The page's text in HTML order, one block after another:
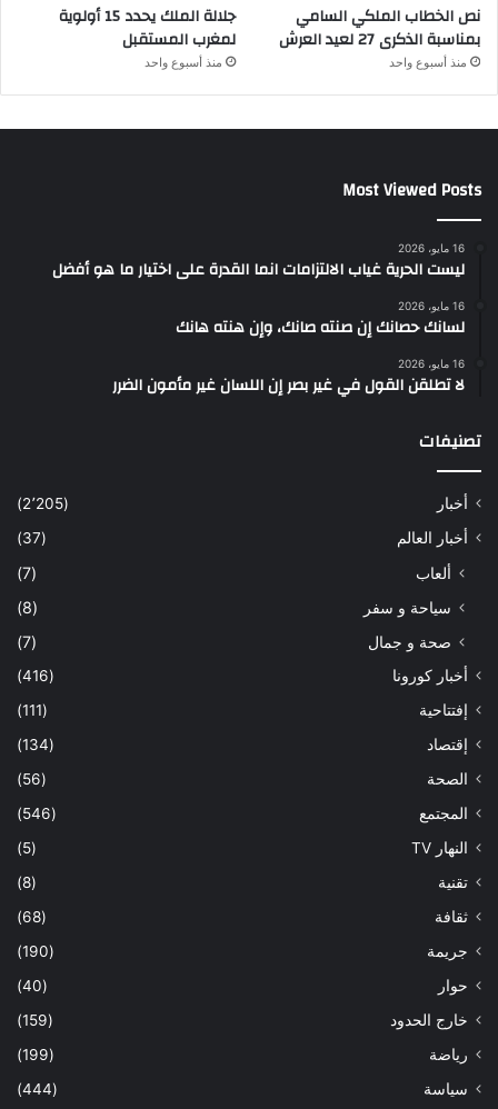
نص الخطاب الملكي السامي
بمناسبة الذكرى 27 لعيد العرش
منذ أسبوع واحد
جلالة الملك يحدد 15 أولوية
لمغرب المستقبل
منذ أسبوع واحد
Most Viewed Posts
16 مايو، 2026
ليست الحرية غياب الالتزامات انما القدرة على اختيار ما هو أفضل
16 مايو، 2026
لسانك حصانك إن صنته صانك، وإن هنته هانك
16 مايو، 2026
لا تطلقن القول في غير بصر إن اللسان غير مأمون الضرر
تصنيفات
أخبار
(2٬205)
أخبار العالم
(37)
ألعاب
(7)
سياحة و سفر
(8)
صحة و جمال
(7)
أخبار كورونا
(416)
إفتتاحية
(111)
إقتصاد
(134)
الصحة
(56)
المجتمع
(546)
النهار TV
(5)
تقنية
(8)
ثقافة
(68)
جريمة
(190)
حوار
(40)
خارج الحدود
(159)
رياضة
(199)
سياسة
(444)